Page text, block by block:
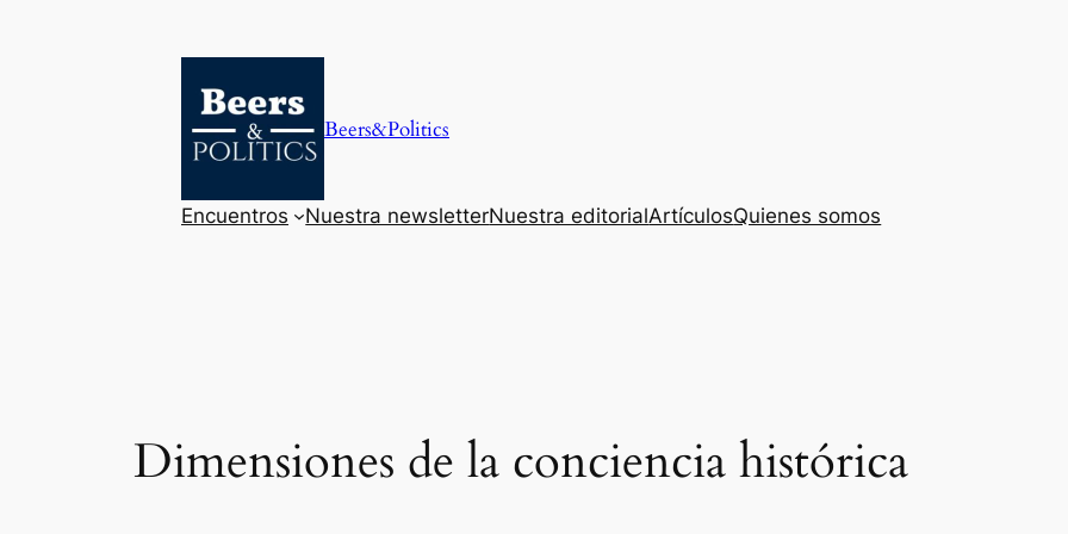
Beers&Politics
Encuentros Nuestra newsletterNuestra editorialArtículosQuienes somos
Dimensiones de la conciencia histórica